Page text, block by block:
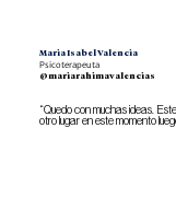
Maria Isabel Valencia
Psicoterapeuta
@mariarahimavalencias
“Quedo con muchas ideas.
otro lugar en este momento